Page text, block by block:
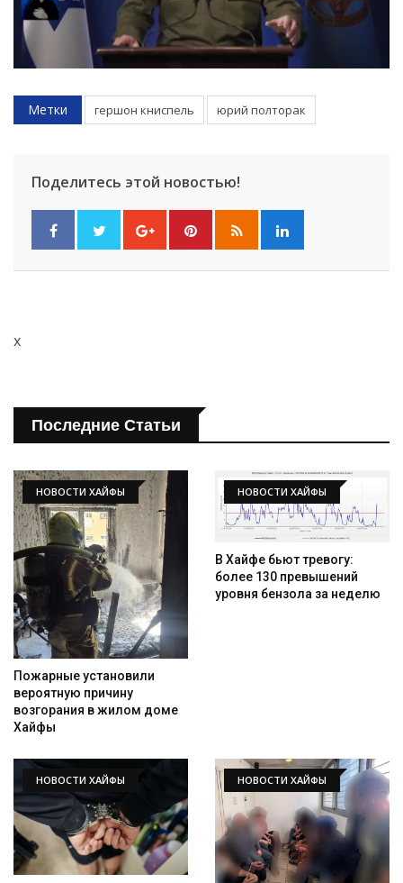
Метки гершон книспель юрий полторак
Поделитесь этой новостью!
x
Последние Статьи
НОВОСТИ ХАЙФЫ
Пожарные установили
вероятную причину
возгорания в жилом доме
Хайфы
НОВОСТИ ХАЙФЫ
В Хайфе бьют тревогу:
более 130 превышений
уровня бензола за неделю
НОВОСТИ ХАЙФЫ НОВОСТИ ХАЙФЫ